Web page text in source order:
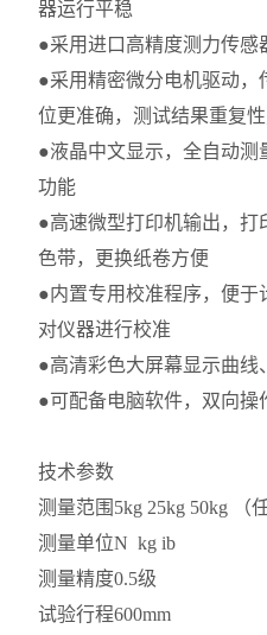
器运行平稳
●采用进口高精度测力传感
●采用精密微分电机驱动，
位更准确，测试结果重复
●液晶中文显示，全自动测
功能
●高速微型打印机输出，打
色带，更换纸卷方便
●内置专用校准程序，便于
对仪器进行校准
●高清彩色大屏幕显示曲线
●可配备电脑软件，双向操
技术参数
测量范围 5kg 25kg 50kg （
测量单位N kg ib
测量精度0.5级
试验行程600mm